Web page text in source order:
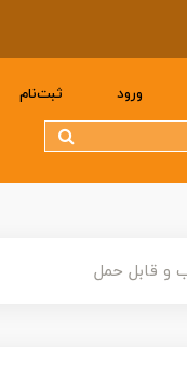
ورود ثبت‌نام
و قابل حمل